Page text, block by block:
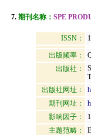
7. 期刊名称： SPE
ISSN：
出版频率：
出版社：
出版社网址：
期刊网址：
影响因子：
主题范畴：